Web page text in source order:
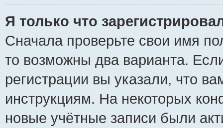
Я только что
Сначала проверьте свои имя
то возможны два варианта.
регистрации вы указали, что
инструкциям. На некоторых
новые учётные записи были